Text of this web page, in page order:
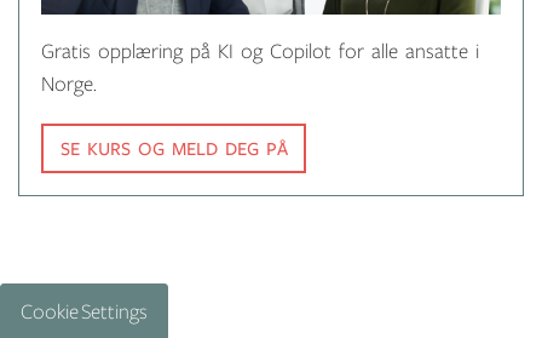
Gratis opplæring på KI og Copilot for alle ansatte i
Norge.
SE KURS OG MELD DEG PÅ
Cookie Settings